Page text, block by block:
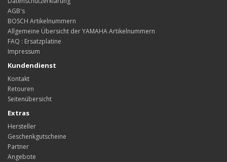
AGB's
BOSCH Artikelnummern
Allgemeine Übersicht der YAMAHA Artikelnummern
FAQ : Ersatzplatine
Impressum
Kundendienst
Kontakt
Retouren
Seitenübersicht
Extras
Hersteller
Geschenkgutscheine
Partner
Angebote